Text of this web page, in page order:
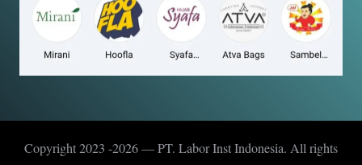
Copyright 2023 -2026 — PT. Labor Inst Indonesia. All rights